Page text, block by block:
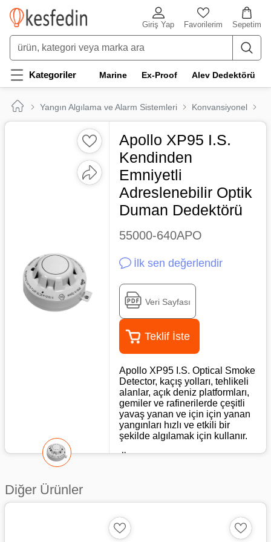
Sepetim
Favorilerim
Giriş Yap
Kategoriler Marine Ex-Proof Alev Dedektörü
Yangın Algılama ve Alarm Sistemleri Konvansiyonel
Apollo XP95 I.S.
Kendinden
Emniyetli
Adreslenebilir Optik
Duman Dedektörü
55000-640APO
İlk sen değerlendir
Veri Sayfası
Teklif İste
Apollo XP95 I.S. Optical Smoke
Detector, kaçış yolları, tehlikeli
alanlar, açık deniz platformları,
gemiler ve rafinerilerde çeşitli
yavaş yanan ve için için yanan
yangınları hızlı ve etkili bir
şekilde algılamak için kullanır.
Özellikleri
Montaj Tabanı ile birlikte
-20°C ile +60°C arasında
Diğer Ürünler